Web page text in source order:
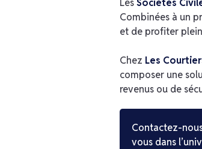
LesSociétés
Combinées à un
et de profiter
Chez Les
composer une
revenus ou de
Contactez-
vous dans